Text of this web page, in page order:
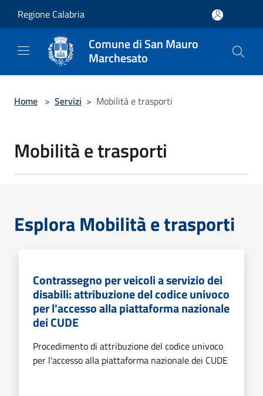
Regione Calabria
Comune di San Mauro
Marchesato
Home > Servizi > Mobilità e trasporti
Mobilità e trasporti
Esplora Mobilità e trasporti
Contrassegno per veicoli a servizio dei
disabili: attribuzione del codice univoco
per l'accesso alla piattaforma nazionale
dei CUDE
Procedimento di attribuzione del codice univoco
per l'accesso alla piattaforma nazionale dei CUDE